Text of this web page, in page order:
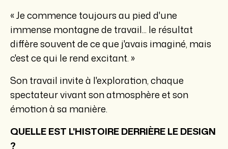
« Je commence toujours au pied d'une
immense montagne de travail... le résultat
diffère souvent de ce que j'avais imaginé, mais
c'est ce qui le rend excitant. »
Son travail invite à l'exploration, chaque
spectateur vivant son atmosphère et son
émotion à sa manière.
QUELLE EST L'HISTOIRE DERRIÈRE LE DESIGN
?